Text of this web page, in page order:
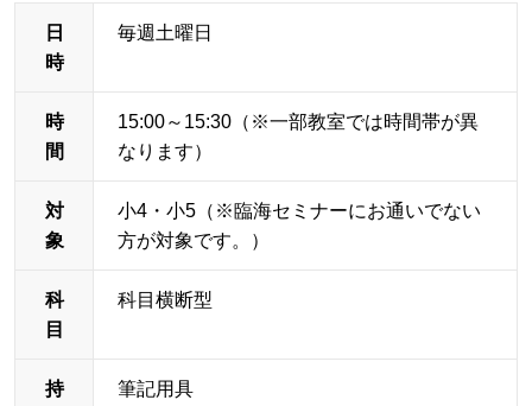
日
時
毎週土曜日
時
間
15:00～15:30（※一部教室では時間帯が異
なります）
対
象
小4・小5（※臨海セミナーにお通いでない
方が対象です。）
科
目
科目横断型
持
筆記用具